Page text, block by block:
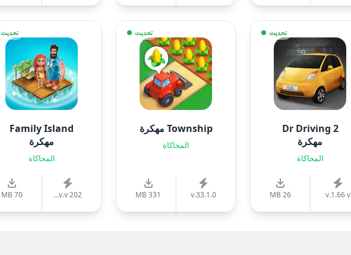
تحديث
Dr Driving 2
مهكرة
المحاكاة
v.1.66 v
26 MB
تحديث
Township مهكرة
المحاكاة
v.33.1.0
331 MB
تحديث
Family Island
مهكرة
المحاكاة
v.v 202...
70 MB